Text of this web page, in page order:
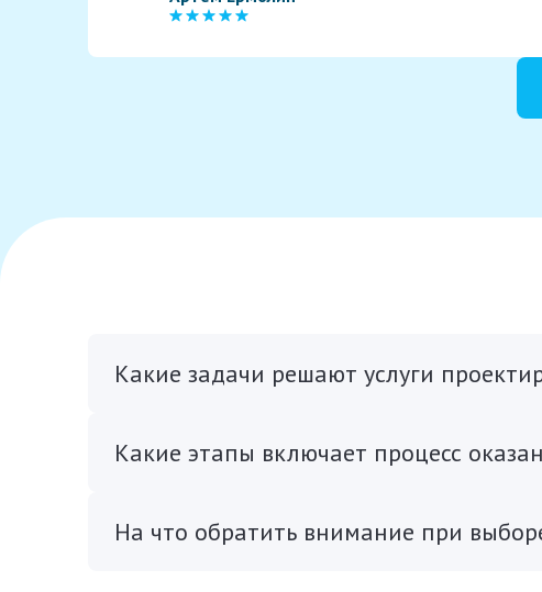
Какие задачи решают услуги
Какие этапы включает процесс
На что обратить внимание при